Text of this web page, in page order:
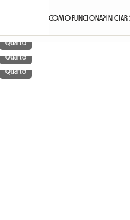
COMO FUNCIONA?INICIAR
Quarto
Quarto
Quarto